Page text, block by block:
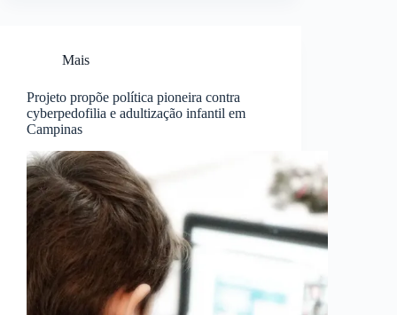
Mais
Projeto propõe política pioneira contra
cyberpedofilia e adultização infantil em
Campinas